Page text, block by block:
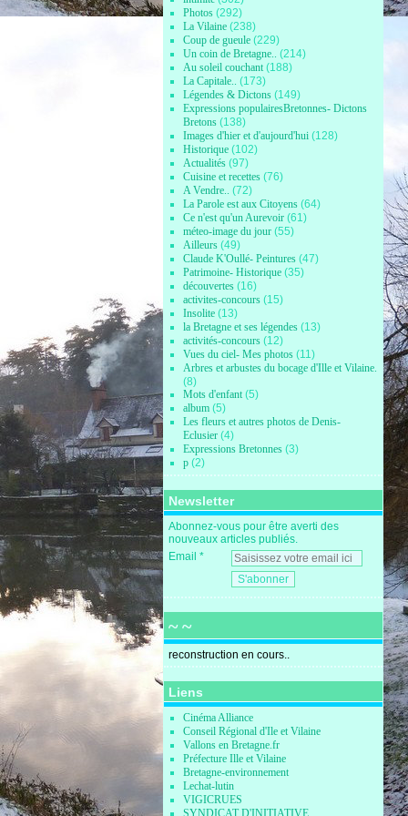
Photos (292)
La Vilaine (238)
Coup de gueule (229)
Un coin de Bretagne.. (214)
Au soleil couchant (188)
La Capitale.. (173)
Légendes & Dictons (149)
Expressions populairesBretonnes- Dictons
Bretons (138)
Images d'hier et d'aujourd'hui (128)
Historique (102)
Actualités (97)
Cuisine et recettes (76)
A Vendre.. (72)
La Parole est aux Citoyens (64)
Ce n'est qu'un Aurevoir (61)
méteo-image du jour (55)
Ailleurs (49)
Claude K'Oullé- Peintures (47)
Patrimoine- Historique (35)
découvertes (16)
activites-concours (15)
Insolite (13)
la Bretagne et ses légendes (13)
activités-concours (12)
Vues du ciel- Mes photos (11)
Arbres et arbustes du bocage d'Ille et Vilaine.
(8)
Mots d'enfant (5)
album (5)
Les fleurs et autres photos de Denis-
Eclusier (4)
Expressions Bretonnes (3)
p (2)
Newsletter
Abonnez-vous pour être averti des
nouveaux articles publiés.
Email
~ ~
reconstruction en cours..
Liens
Cinéma Alliance
Conseil Régional d'Ile et Vilaine
Vallons en Bretagne.fr
Préfecture Ille et Vilaine
Bretagne-environnement
Lechat-lutin
VIGICRUES
SYNDICAT D'INITIATIVE